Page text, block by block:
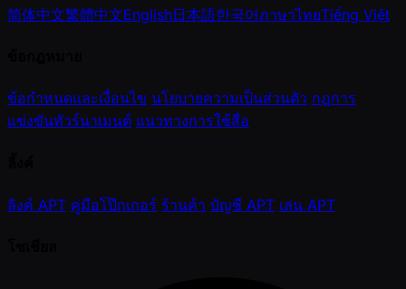
简体中文繁體中文English日本語한국어ภาษาไทยTiếng Việt
ข้อกำหนดและเงื่อนไข นโยบายความเป็นส่วนตัว กฎการ
แข่งขันทัวร์นาเมนต์ แนวทางการใช้สื่อ
ลิงค์ APT คู่มือโป๊กเกอร์ ร้านค้า บัญชี APT เล่น APT